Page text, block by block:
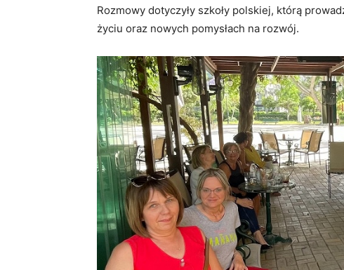
Rozmowy dotyczyły szkoły polskiej, którą
życiu oraz nowych pomysłach na rozwój.